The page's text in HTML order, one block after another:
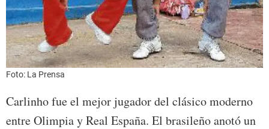
Foto: La Prensa
Carlinho fue el mejor jugador del clásico moderno
entre Olimpia y Real España. El brasileño anotó un